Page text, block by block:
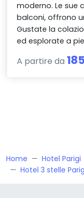
moderno. Le sue
balconi, offrono
Gustate la
ed esplorate a
A partire da
Home Hotel Parigi
Hotel 3 stelle